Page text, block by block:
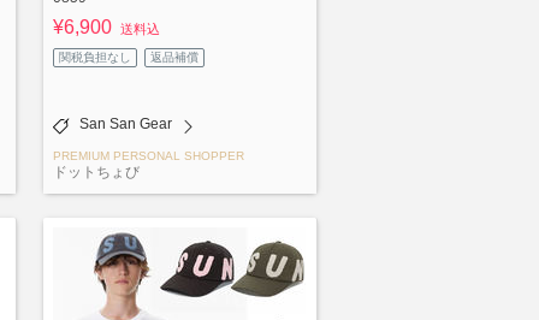
¥6,900 送料込
関税負担なし 返品補償
San San Gear
PREMIUM PERSONAL SHOPPER
ドットちょび